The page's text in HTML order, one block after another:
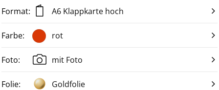
A6 Klappkarte hoch
rot
mit Foto
Goldfolie